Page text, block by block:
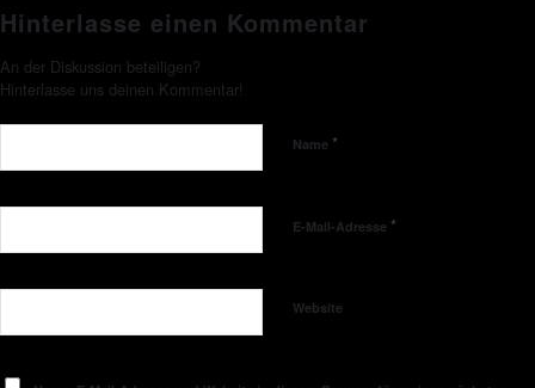
Hinterlasse einen Kommentar
An der Diskussion beteiligen?
Hinterlasse uns deinen Kommentar!
Name *
E-Mail-Adresse *
Website